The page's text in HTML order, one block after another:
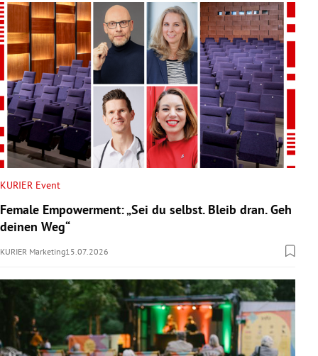
KURIER Event
Female Empowerment: „Sei du selbst. Bleib dran. Geh
deinen Weg“
KURIER Marketing15.07.2026